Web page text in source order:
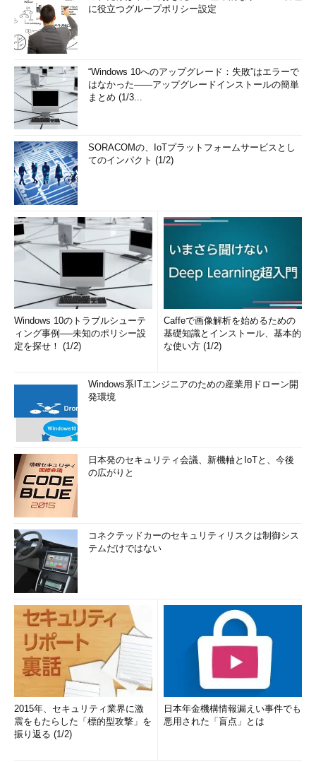
ス・カードの例としては、「AMD FirePro」「nVidia Quadro」
「nVidia Quadroplex」などがある（「
RemoteFX in Service Pack 1［英語］
RemoteFX
エンコー
ダ・ハード
ウェア
オプション。あればビットマップ・データのエンコード処理の負
荷が軽減される
サーバOS
Windows Server 2008 R2 Standard／Enterprise／Datacenter
エディション。Web ServerエディションやIA64は不可
役割
「Hyper-V」役割を追加後、さらに「リモート デスクトップ サ
ービス」役割も追加する
RemoteFXのサーバ側（Windows Server 2008 R2 SP1側）の要件
項
目
内容
ス
OS
Hyper-V上で実行する仮想マシンのOSは、Windows 7 Ultimate／
Enterprise SP1が必要。ほかのエディションではRemoteFXは利用できな
い。なお従来のRDPの通信（Windowsファイアウォールのルール名は
「リモート デスクトップ接続」）以外に、新しく「リモート デスクトッ
プ - RemoteFX」というルールも許可しておかなければならない。仮想マ
シンの設定では、「RemoteFX 3D ビデオ アダプター」ハードウェアを
追加する
項目 内容
Windows
PCの場合
クライアント・コンピュータのOSは、Windows Server 2008 R2
SP1かWindows 7 SP1であること。RDP 7.1をサポートしたリモー
ト・デスクトップ接続アプリケーションは、現在のところ、これ
らのWindows OSでしか利用できない。RDP 7.0もしくはそれ以下
のバージョンで接続すると、従来のように2Dのみのサポートとな
ライアン
ト端末の
場合
PC（現在開発中）でも利用可能（「Column: Windows Thin
PC」参照）
RemoteFXのクライアント側ハードウェアの要件
先ほどの図で分かるように、RemoteFXを利用するためには、
RDP 7.1プロトコルをサポートしたリモート・デスクトップのク
ライアント・プログラム（もしくは専用ハードウェアであるシ
ン・クライアント端末）が必要である。従来のHyper-Vでは、仮
想マシンのコンソール画面を表示するためにvmconnect.exeとい
うプログラム（「仮想マシン接続」アプリケーション）を利用し
ていたが（TIPS「
に役立つグループポリシー設定
“Windows 10へのアップグレード：失敗”はエラーで
はなかった――アップグレードインストールの簡単
まとめ (1/3...
SORACOMの、IoTプラットフォームサービスとし
てのインパクト (1/2)
Windows 10のトラブルシューテ
ィング事例──未知のポリシー設
定を探せ！ (1/2)
Caffeで画像解析を始めるための
基礎知識とインストール、基本的
な使い方 (1/2)
Windows系ITエンジニアのための産業用ドローン開
発環境
日本発のセキュリティ会議、新機軸とIoTと、今後
の広がりと
コネクテッドカーのセキュリティリスクは制御シス
テムだけではない
2015年、セキュリティ業界に激
震をもたらした「標的型攻撃」を
振り返る (1/2)
日本年金機構情報漏えい事件でも
悪用された「盲点」とは